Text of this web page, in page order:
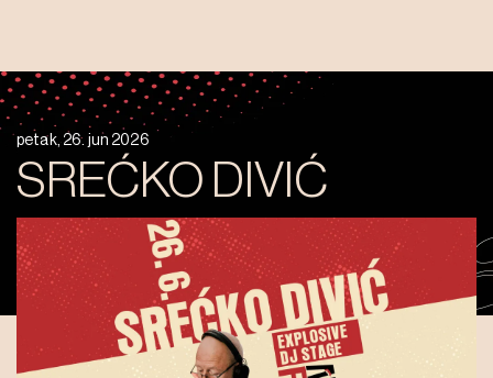
petak, 26. jun 2026
SREĆKO DIVIĆ